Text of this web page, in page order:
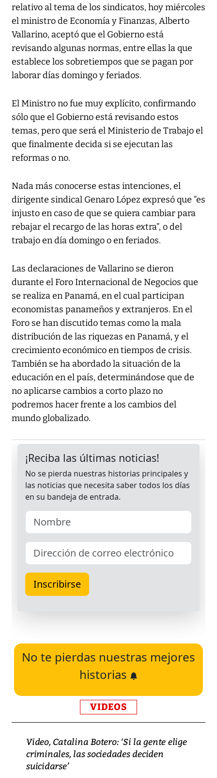
relativo al tema de los sindicatos, hoy miércoles
el ministro de Economía y Finanzas, Alberto
Vallarino, aceptó que el Gobierno está
revisando algunas normas, entre ellas la que
establece los sobretiempos que se pagan por
laborar días domingo y feriados.
El Ministro no fue muy explícito, confirmando
sólo que el Gobierno está revisando estos
temas, pero que será el Ministerio de Trabajo el
que finalmente decida si se ejecutan las
reformas o no.
Nada más conocerse estas intenciones, el
dirigente sindical Genaro López expresó que “es
injusto en caso de que se quiera cambiar para
rebajar el recargo de las horas extra”, o del
trabajo en día domingo o en feriados.
Las declaraciones de Vallarino se dieron
durante el Foro Internacional de Negocios que
se realiza en Panamá, en el cual participan
economistas panameños y extranjeros. En el
Foro se han discutido temas como la mala
distribución de las riquezas en Panamá, y el
crecimiento económico en tiempos de crisis.
También se ha abordado la situación de la
educación en el país, determinándose que de
no aplicarse cambios a corto plazo no
podremos hacer frente a los cambios del
mundo globalizado.
No te pierdas nuestras mejores
historias
VIDEOS
Video, Catalina Botero: ‘Si la gente elige
criminales, las sociedades deciden
suicidarse’